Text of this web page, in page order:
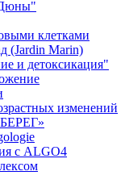
клетками
(Jardin Marin)
и детоксикация"
изменений
с ALGO4